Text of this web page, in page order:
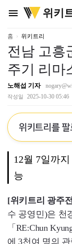
menu
위
키
리
위키
홈 위키트리
전남 고흥
주기 리마
노해섭 기자
작성일 2025-10-30 05:46
위키트리를
12월 7일까
능
[위키트리 광주
수 공영민)은 천
「RE:Chun
에 3천여 명의